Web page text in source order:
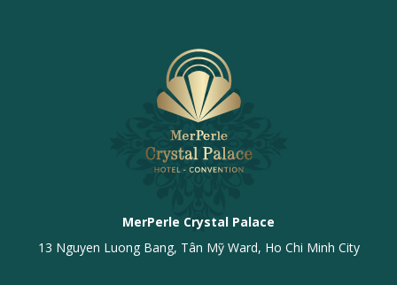
MerPerle Crystal Palace
13 Nguyen Luong Bang, Tân Mỹ Ward, Ho Chi Minh City